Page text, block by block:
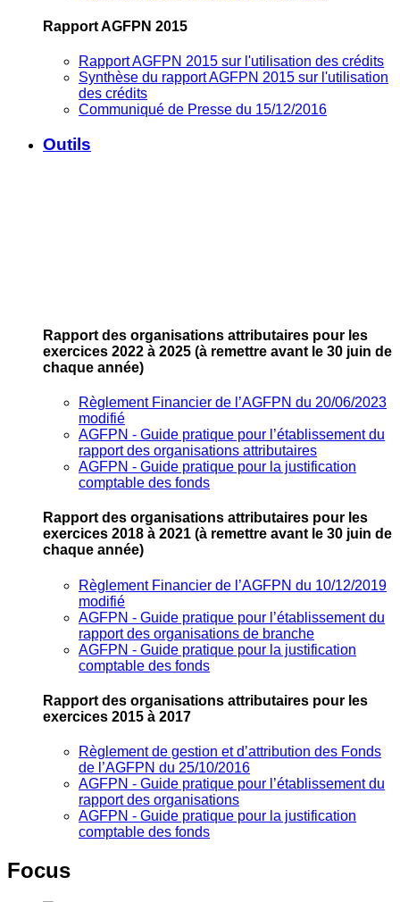
Rapport AGFPN 2015
Rapport AGFPN 2015 sur l'utilisation des crédits
Synthèse du rapport AGFPN 2015 sur l'utilisation
des crédits
Communiqué de Presse du 15/12/2016
Outils
Rapport des organisations attributaires pour les
exercices 2022 à 2025 (à remettre avant le 30 juin de
chaque année)
Règlement Financier de l’AGFPN du 20/06/2023
modifié
AGFPN ‐ Guide pratique pour l’établissement du
rapport des organisations attributaires
AGFPN ‐ Guide pratique pour la justification
comptable des fonds
Rapport des organisations attributaires pour les
exercices 2018 à 2021 (à remettre avant le 30 juin de
chaque année)
Règlement Financier de l’AGFPN du 10/12/2019
modifié
AGFPN ‐ Guide pratique pour l’établissement du
rapport des organisations de branche
AGFPN ‐ Guide pratique pour la justification
comptable des fonds
Rapport des organisations attributaires pour les
exercices 2015 à 2017
Règlement de gestion et d’attribution des Fonds
de l’AGFPN du 25/10/2016
AGFPN ‐ Guide pratique pour l’établissement du
rapport des organisations
AGFPN ‐ Guide pratique pour la justification
comptable des fonds
Focus